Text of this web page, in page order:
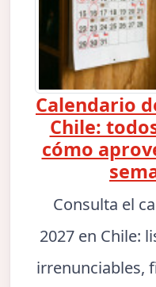
Calendario
Chile:
cómo
Consulta el
2027 en Chile:
irrenunciables,